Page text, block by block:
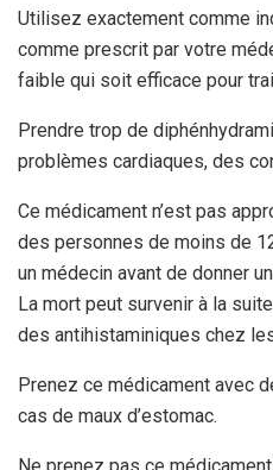
Utilisez exactement comme
comme prescrit par votre
faible qui soit efficace pour
Prendre trop de
problèmes cardiaques, des
Ce médicament n’est pas
des personnes de moins de
un médecin avant de donner
La mort peut survenir à la
des antihistaminiques chez
Prenez ce médicament avec
cas de maux d’estomac.
Ne prenez pas ce